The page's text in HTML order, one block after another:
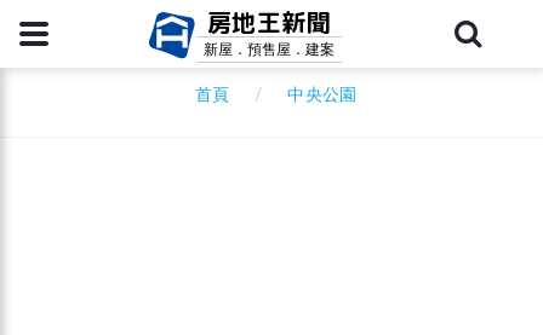
房地王新聞
新屋．預售屋．建案
首頁 中央公園